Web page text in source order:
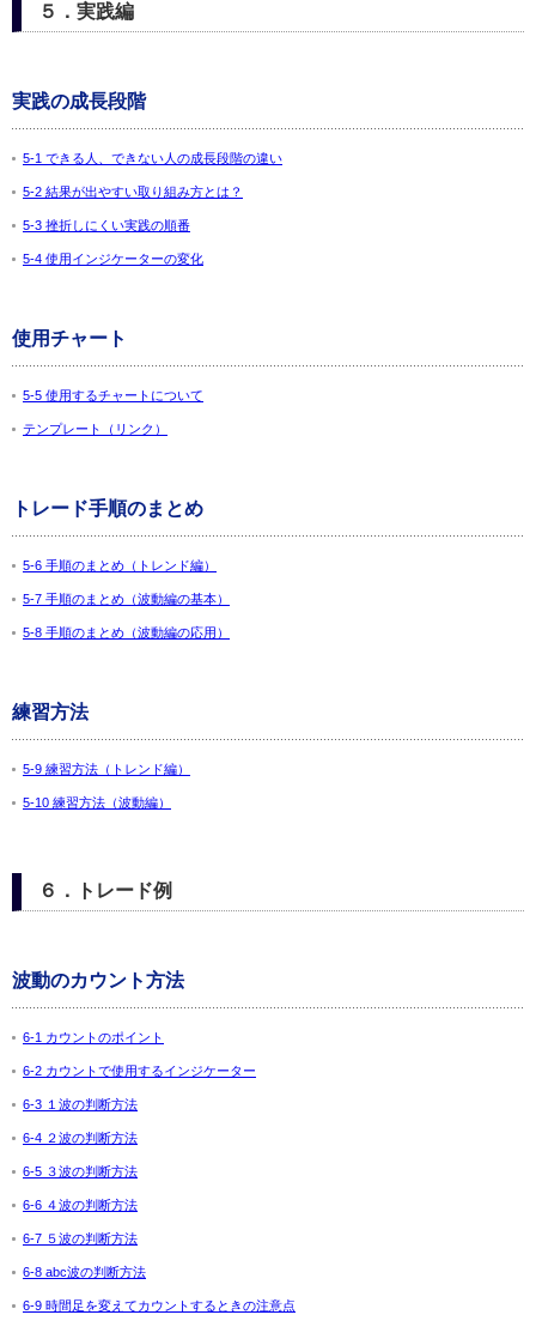
５．実践編
実践の成長段階
5-1 できる人、できない人の成長段階の違い
5-2 結果が出やすい取り組み方とは？
5-3 挫折しにくい実践の順番
5-4 使用インジケーターの変化
使用チャート
5-5 使用するチャートについて
テンプレート（リンク）
トレード手順のまとめ
5-6 手順のまとめ（トレンド編）
5-7 手順のまとめ（波動編の基本）
5-8 手順のまとめ（波動編の応用）
練習方法
5-9 練習方法（トレンド編）
5-10 練習方法（波動編）
６．トレード例
波動のカウント方法
6-1 カウントのポイント
6-2 カウントで使用するインジケーター
6-3 １波の判断方法
6-4 ２波の判断方法
6-5 ３波の判断方法
6-6 ４波の判断方法
6-7 ５波の判断方法
6-8 abc波の判断方法
6-9 時間足を変えてカウントするときの注意点